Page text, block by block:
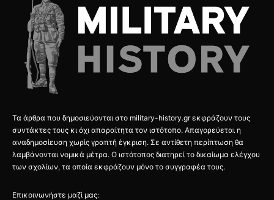
Τα άρθρα που δημοσιεύονται στο military-history.gr εκφράζουν τους
συντάκτες τους κι όχι απαραίτητα τον ιστότοπο. Απαγορεύεται η
αναδημοσίευση χωρίς γραπτή έγκριση. Σε αντίθετη περίπτωση θα
λαμβάνονται νομικά μέτρα. Ο ιστότοπος διατηρεί το δικαίωμα ελέγχου
των σχολίων, τα οποία εκφράζουν μόνο το συγγραφέα τους.
Επικοινωνήστε μαζί μας: